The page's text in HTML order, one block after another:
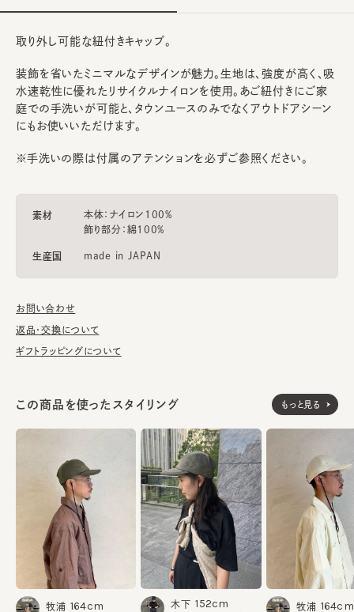
取り外し可能な紐付きキャップ。
装飾を省いたミニマルなデザインが魅力。生地は、強度が高く、吸
水速乾性に優れたリサイクルナイロンを使用。あご紐付きにご家
庭での手洗いが可能と、タウンユースのみでなくアウトドアシーン
にもお使いいただけます。
※手洗いの際は付属のアテンションを必ずご参照ください。
素材
本体：ナイロン100%
飾り部分：綿100%
生産国 made in JAPAN
お問い合わせ
返品・交換について
ギフトラッピングについて
この商品を使ったスタイリング もっと見る
牧浦 164cm 木下 152cm 牧浦 164cm